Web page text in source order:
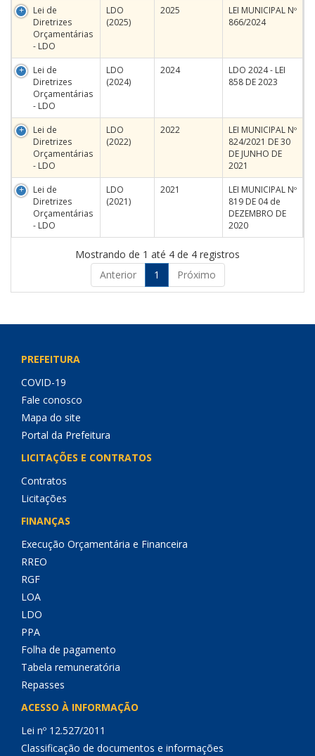
Lei de
Diretrizes
Orçamentárias
- LDO
LDO
(2025)
2025
LEI MUNICIPAL Nº
866/2024
Lei de
Diretrizes
Orçamentárias
- LDO
LDO
(2024)
2024
LDO 2024 - LEI
858 DE 2023
Lei de
Diretrizes
Orçamentárias
- LDO
LDO
(2022)
2022
LEI MUNICIPAL Nº
824/2021 DE 30
DE JUNHO DE
2021
Lei de
Diretrizes
Orçamentárias
- LDO
LDO
(2021)
2021
LEI MUNICIPAL Nº
819 DE 04 de
DEZEMBRO DE
2020
Mostrando de 1 até 4 de 4 registros
Anterior
1 Próximo
PREFEITURA
COVID-19
Fale conosco
Mapa do site
Portal da Prefeitura
LICITAÇÕES E CONTRATOS
Contratos
Licitações
FINANÇAS
Execução Orçamentária e Financeira
RREO
RGF
LOA
LDO
PPA
Folha de pagamento
Tabela remuneratória
Repasses
ACESSO À INFORMAÇÃO
Lei nº 12.527/2011
Classificação de documentos e informações